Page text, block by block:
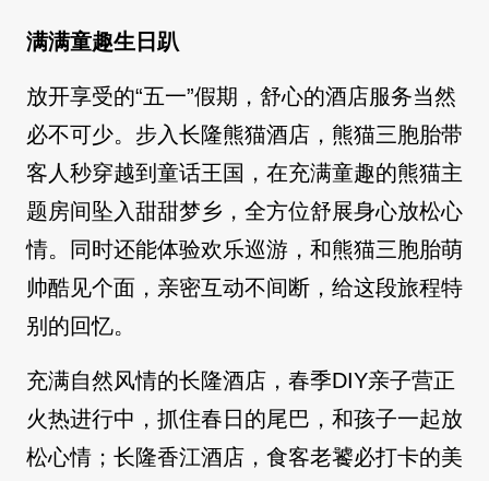
满满童趣生日趴
放开享受的“五一”假期，舒心的酒店服务当然
必不可少。步入长隆熊猫酒店，熊猫三胞胎带
客人秒穿越到童话王国，在充满童趣的熊猫主
题房间坠入甜甜梦乡，全方位舒展身心放松心
情。同时还能体验欢乐巡游，和熊猫三胞胎萌
帅酷见个面，亲密互动不间断，给这段旅程特
别的回忆。
充满自然风情的长隆酒店，春季DIY亲子营正
火热进行中，抓住春日的尾巴，和孩子一起放
松心情；长隆香江酒店，食客老饕必打卡的美